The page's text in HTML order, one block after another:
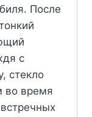
После
с
стекло
во время